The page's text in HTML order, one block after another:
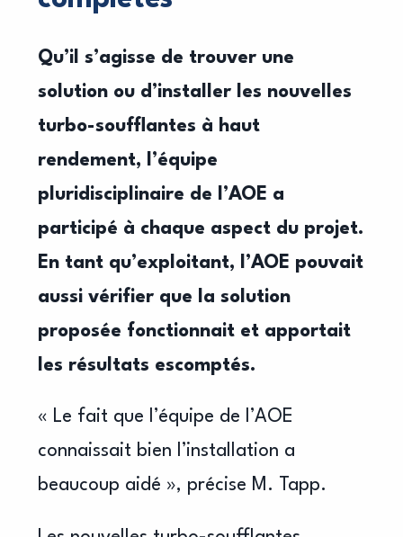
Qu’il s’agisse de trouver une
solution ou d’installer les nouvelles
turbo-soufflantes à haut
rendement, l’équipe
pluridisciplinaire de l’AOE a
participé à chaque aspect du projet.
En tant qu’exploitant, l’AOE pouvait
aussi vérifier que la solution
proposée fonctionnait et apportait
les résultats escomptés.
« Le fait que l’équipe de l’AOE
connaissait bien l’installation a
beaucoup aidé », précise M. Tapp.